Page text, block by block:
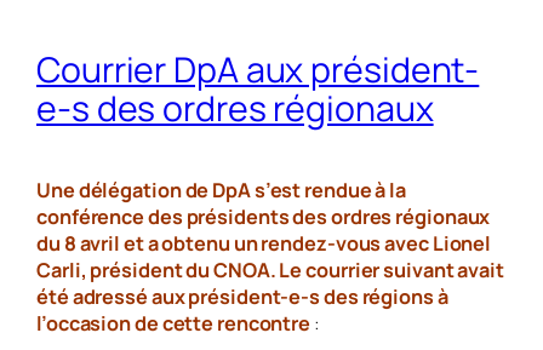
Courrier DpA aux président-
e-s des ordres régionaux
Une délégation de DpA s’est rendue à la
conférence des présidents des ordres régionaux
du 8 avril eta obtenu un rendez-vous avec Lionel
Carli, président du CNOA. Le courrier suivant avait
été adressé aux président-e-s des régions à
l’occasion de cette rencontre :